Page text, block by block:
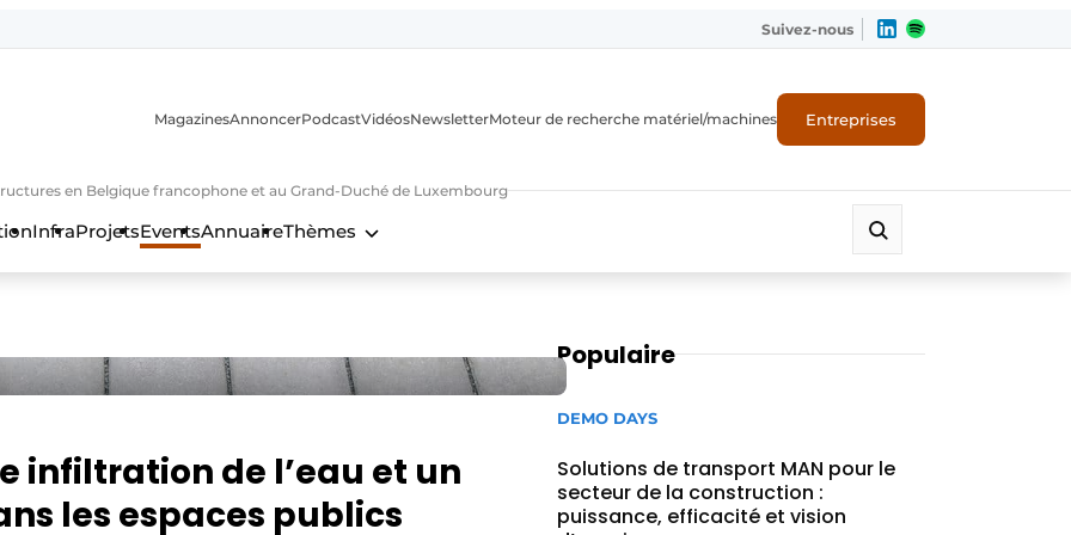
Suivez-nous
en Belgique francophone et au Grand-Duché de Luxembourg
MagazinesAnnoncerPodcastVidéosNewsletterMoteur de recherche matériel/machines Entreprises
InfraProjetsEventsAnnuaireThèmes
infiltration de l’eau et un
les espaces publics
Populaire
DEMO DAYS
Solutions de transport MAN pour le
secteur de la construction :
puissance, efficacité et vision